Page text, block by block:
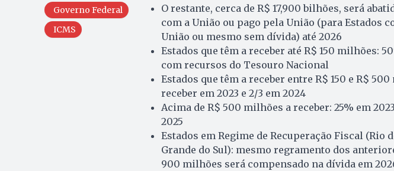
Governo Federal
ICMS
O restante, cerca de R$ 17,900 bilhões, será
com a União ou pago pela União (para Estados
União ou mesmo sem dívida) até 2026
Estados que têm a receber até R$ 150 milhões:
com recursos do Tesouro Nacional
Estados que têm a receber entre R$ 150 e R$
receber em 2023 e 2/3 em 2024
Acima de R$ 500 milhões a receber: 25% em
2025
Estados em Regime de Recuperação Fiscal (Rio
Grande do Sul): mesmo regramento dos
900 milhões será compensado na dívida em